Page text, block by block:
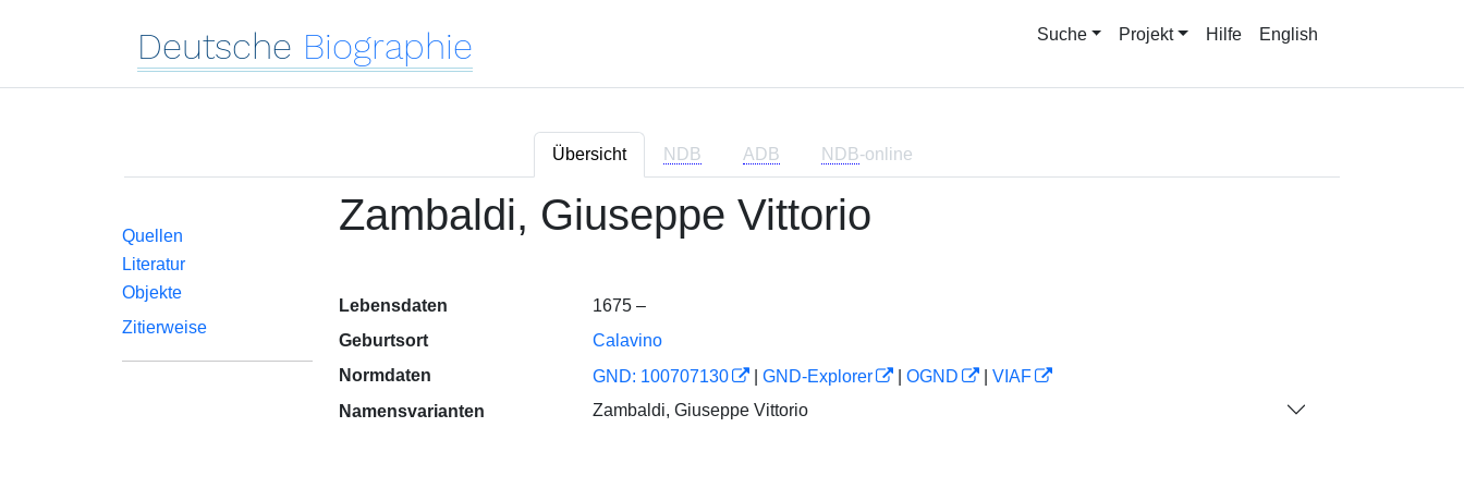
Deutsche Biographie Suche Projekt Hilfe English
Übersicht NDB ADB NDB-online
Quellen
Literatur
Objekte
Zitierweise
Zambaldi, Giuseppe Vittorio
Lebensdaten
1675 –
Geburtsort
Calavino
Normdaten
GND: 100707130 GND-Explorer OGND
VIAF
Namensvarianten
Zambaldi, Giuseppe Vittorio